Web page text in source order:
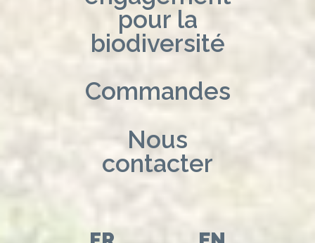
pour la
biodiversité
Commandes
Nous
contacter